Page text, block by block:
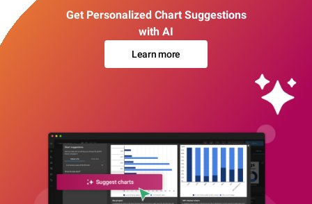
Get Personalized Chart Suggestions
with AI
Learn more